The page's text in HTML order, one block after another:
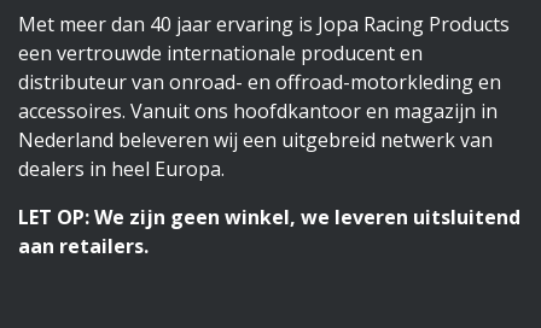
Met meer dan 40 jaar ervaring is Jopa Racing Products
een vertrouwde internationale producent en
distributeur van onroad- en offroad-motorkleding en
accessoires. Vanuit ons hoofdkantoor en magazijn in
Nederland beleveren wij een uitgebreid netwerk van
dealers in heel Europa.
LET OP: We zijn geen winkel, we leveren uitsluitend
aan retailers.